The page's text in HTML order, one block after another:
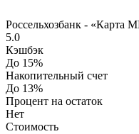
Россельхозбанк - «Карта
5.0
Кэшбэк
До 15%
Накопительный счет
До 13%
Процент на остаток
Нет
Стоимость